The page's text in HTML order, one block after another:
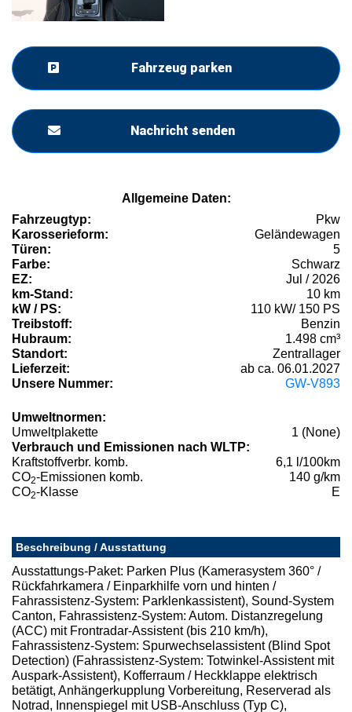
Fahrzeug parken
Nachricht senden
Allgemeine Daten:
Fahrzeugtyp:
Pkw
Karosserieform:
Geländewagen
Türen:
5
Farbe:
Schwarz
EZ:
Jul / 2026
km-Stand:
10 km
kW / PS:
110 kW/ 150 PS
Treibstoff:
Benzin
Hubraum:
1.498 cm³
Standort:
Zentrallager
Lieferzeit:
ab ca. 06.01.2027
Unsere Nummer:
GW-V893
Umweltnormen:
Umweltplakette
1 (None)
Verbrauch und Emissionen nach WLTP:
Kraftstoffverbr. komb.
6,1 l/100km
CO2-Emissionen komb.
140 g/km
CO2-Klasse E
Beschreibung / Ausstattung
Ausstattungs-Paket: Parken Plus (Kamerasystem 360° /
Rückfahrkamera / Einparkhilfe vorn und hinten /
Fahrassistenz-System: Parklenkassistent), Sound-System
Canton, Fahrassistenz-System: Autom. Distanzregelung
(ACC) mit Frontradar-Assistent (bis 210 km/h),
Fahrassistenz-System: Spurwechselassistent (Blind Spot
Detection) (Fahrassistenz-System: Totwinkel-Assistent mit
Auspark-Assistent), Kofferraum / Heckklappe elektrisch
betätigt, Anhängerkupplung Vorbereitung, Reserverad als
Notrad, Innenspiegel mit USB-Anschluss (Typ C),